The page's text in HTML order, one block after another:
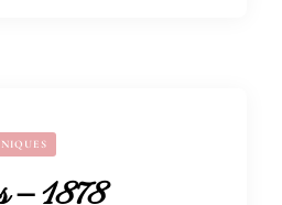
– 1878